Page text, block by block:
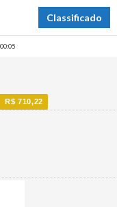
Classificado
R$ 710,22